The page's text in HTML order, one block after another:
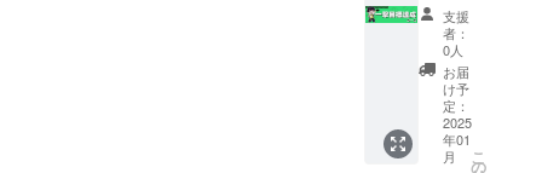
細は
トップ
に掲載
してい
る動画
をご確
認くだ
さい
❏Live
に掲載
してい
る動画
をご確
認くだ
さい ❏
オリジ
ナルア
クリル
でNo.を
記載し
提供 ※
カード
サイズ
は、約
8.3mm
5.2mm
げてほ
しい名
前を備
考欄に
記入お
願いし
ます、
記入忘
れが
援コー
スで
す、支
援の特
別コー
スと
なって
います
❏プロ
支援
者：
0人
お届
け予
定：
2025
年01
月
こ
の